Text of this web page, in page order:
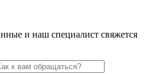
и наш специалист свяжется